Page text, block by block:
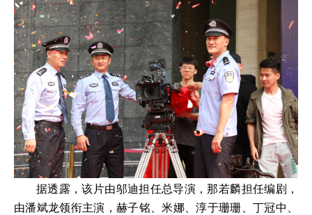
据透露，该片由邬迪担任总导演，那若麟担任编剧，
由潘斌龙领衔主演，赫子铭、米娜、淳于珊珊、丁冠中、